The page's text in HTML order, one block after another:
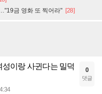
금 영화 또 찍어라" [28]
이랑 사귄다는 밀덕
0
댓글